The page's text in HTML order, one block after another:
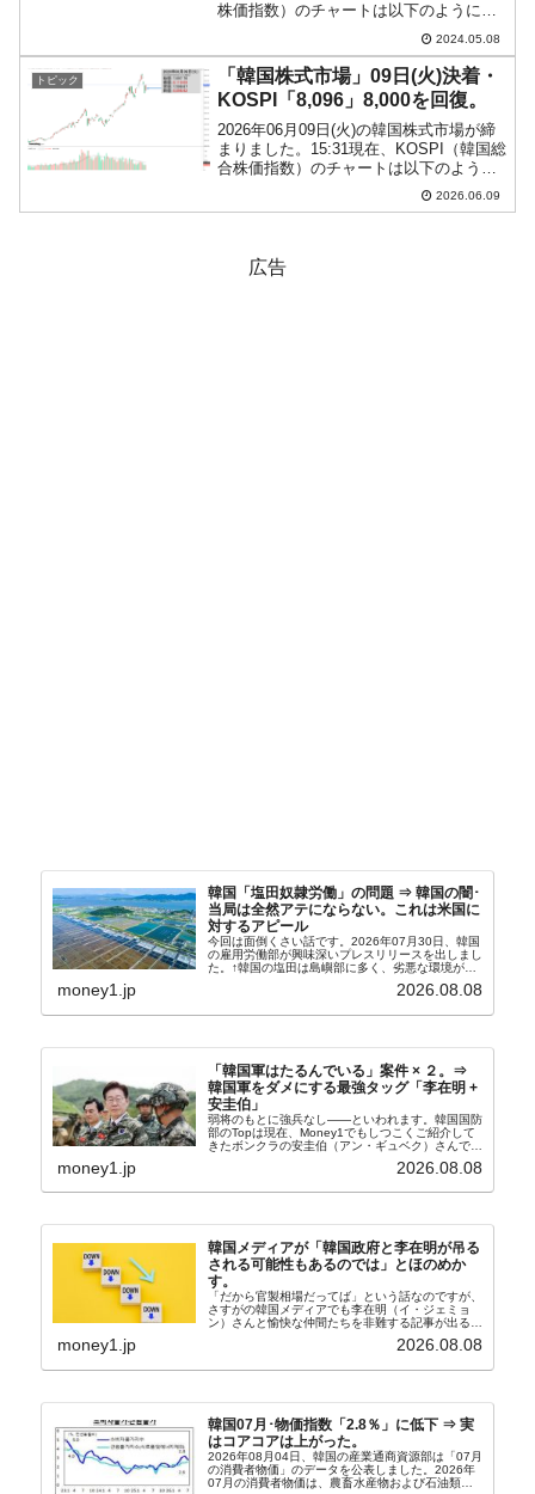
株価指数）のチャートは以下のようにな
『Investing.com』より引用）。前日終値
からちょい下げてスタートし、現在はコ
マ足...
2024.05.08
トピック
「韓国株式市場」09日(火)決着・
KOSPI「8,096」8,000を回復。
2026年06月09日(火)の韓国株式市場が締
まりました。15:31現在、KOSPI（韓国総
合株価指数）のチャートは以下のように
『Investing.com』より引用）。陽線にな
2026.06.09
広告
韓国「塩田奴隷労働」の問題 ⇒ 韓国の闇･
当局は全然アテにならない。これは米国に
対するアピール
今回は面倒くさい話です。2026年07月30日、韓国
の雇用労働部が興味深いプレスリリースを出しまし
た。↑韓国の塩田は島嶼部に多く、劣悪な環境が一
般に見られることが少ないため、事件の発覚を妨げ
たといわれます（後述）。これは、いわゆる「塩田
money1.jp 2026.08.08
「韓国軍はたるんでいる」案件 × ２。⇒
韓国軍をダメにする最強タッグ「李在明 +
安圭伯」
弱将のもとに強兵なし――といわれます。韓国国防
部のTopは現在、Money1でもしつこくご紹介して
きたボンクラの安圭伯（アン・ギュベク）さんで
さんと「韓国初の文官上がり」の国防部長官安圭伯
money1.jp 2026.08.08
韓国メディアが「韓国政府と李在明が吊る
される可能性もあるのでは」とほのめか
す。
「だから官製相場だってば」という話なのですが、
さすがの韓国メディアでも李在明（イ・ジェミョ
ン）さんと愉快な仲間たちを非難する記事が出るよ
『朝鮮日報』に面白い記事が出ています。「東西南
money1.jp 2026.08.08
韓国07月･物価指数「2.8％」に低下 ⇒ 実
はコアコアは上がった。
2026年08月04日、韓国の産業通商資源部は「07月
の消費者物価」のデータを公表しました。2026年
07月の消費者物価は、農畜水産物および石油類の